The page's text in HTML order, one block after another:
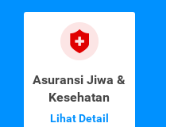
Asuransi Jiwa &
Kesehatan
Lihat Detail